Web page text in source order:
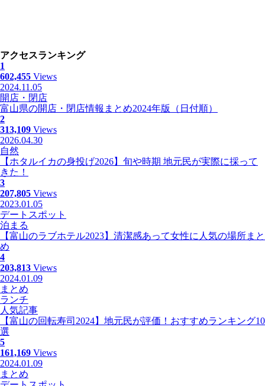
アクセスランキング
1
602,455 Views
2024.11.05
開店・閉店
富山県の開店・閉店情報まとめ2024年版（日付順）
2
313,109 Views
2026.04.30
自然
【ホタルイカの身投げ2026】旬や時期 地元民が実際に採って
きた！
3
207,805 Views
2023.01.05
デートスポット
泊まる
【富山のラブホテル2023】清潔感あって女性に人気の場所まと
め
4
203,813 Views
2024.01.09
まとめ
ランチ
人気記事
【富山の回転寿司2024】地元民が評価！おすすめランキング10
選
5
161,169 Views
2024.01.09
まとめ